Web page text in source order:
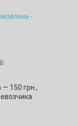
-
150 грн.,